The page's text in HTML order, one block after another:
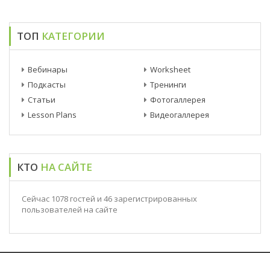
ТОП КАТЕГОРИИ
Вебинары
Подкасты
Статьи
Lesson Plans
Worksheet
Тренинги
Фотогаллерея
Видеогаллерея
КТО НА САЙТЕ
Сейчас 1078 гостей и 46 зарегистрированных
пользователей на сайте